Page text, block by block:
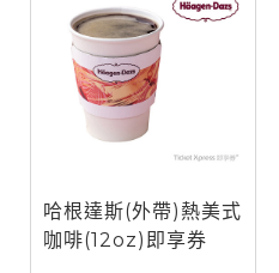
哈根達斯(外帶)熱美式
咖啡(12oz)即享券